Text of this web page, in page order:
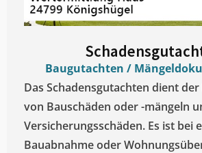
Baugutachten /
Das Schadensgutachten dient
von Bauschäden oder -mängeln
Versicherungsschäden. Es ist bei
Bauabnahme oder